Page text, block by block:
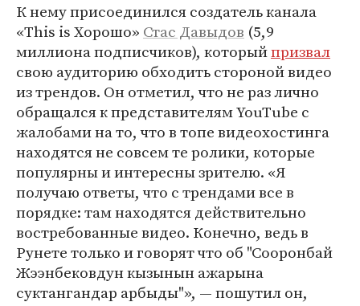
К нему присоединился создатель канала
«This is Хорошо» Стас Давыдов (5,9
миллиона подписчиков), которыйпризвал
свою аудиторию обходить стороной видео
из трендов. Он отметил, что не раз лично
обращался к представителям YouTube с
жалобами на то, что в топе видеохостинга
находятся не совсем те ролики, которые
популярны и интересны зрителю. «Я
получаю ответы, что с трендами все в
порядке: там находятся действительно
востребованные видео. Конечно, ведь в
Рунете только и говорят что об "Сооронбай
Жээнбековдун кызынын ажарына
суктангандар арбыды"», — пошутил он,